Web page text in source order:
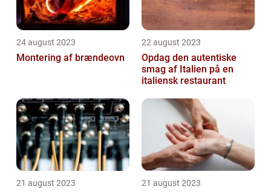
24 august 2023
Montering af brændeovn
22 august 2023
Opdag den autentiske
smag af Italien på en
italiensk restaurant
21 august 2023 21 august 2023